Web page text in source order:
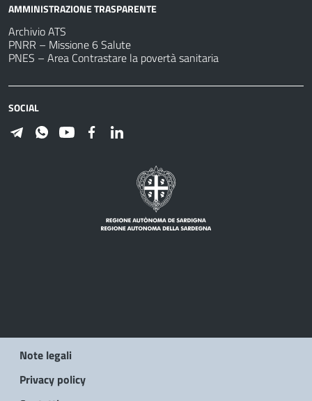
AMMINISTRAZIONE TRASPARENTE
Archivio ATS
PNRR – Missione 6 Salute
PNES – Area Contrastare la povertà sanitaria
SOCIAL
Note legali
Privacy policy